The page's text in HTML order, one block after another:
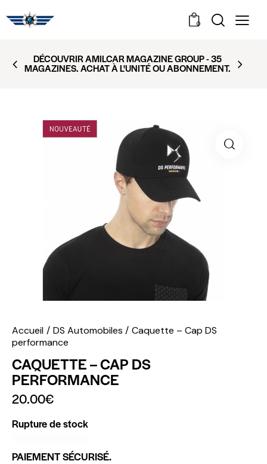
0
DÉCOUVRIR AMILCAR MAGAZINE GROUP - 35
MAGAZINES. ACHAT À L'UNITÉ OU ABONNEMENT.
Accueil DS Automobiles
Caquette – Cap DS
performance
CAQUETTE – CAP DS
PERFORMANCE
20.00€
Rupture de stock
PAIEMENT SÉCURISÉ.